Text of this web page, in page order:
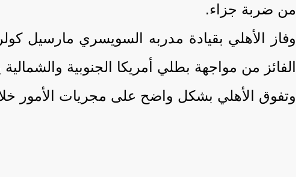
من ضربة جزاء.
وفاز الأهلي بقيادة مدربه السويسري مارسيل
الفائز من مواجهة بطلي أمريكا الجنوبية والشمالية يوم 14 ديسمبر المقبل بالعاصمة القطرية
وتفوق الأهلي بشكل واضح على مجريات الأمور